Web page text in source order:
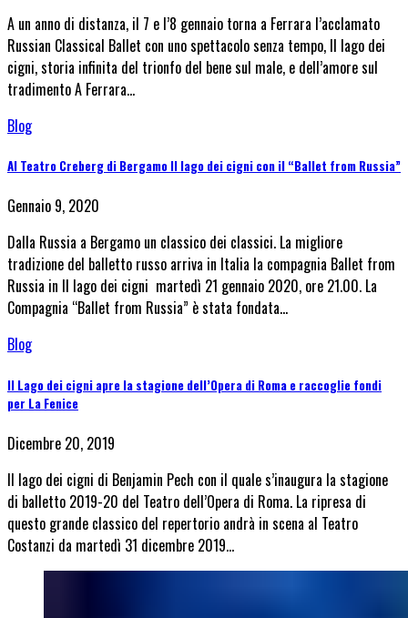
A un anno di distanza, il 7 e l’8 gennaio torna a Ferrara l’acclamato
Russian Classical Ballet con uno spettacolo senza tempo, Il lago dei
cigni, storia infinita del trionfo del bene sul male, e dell’amore sul
tradimento A Ferrara…
Blog
Al Teatro Creberg di Bergamo Il lago dei cigni con il “Ballet from Russia”
Gennaio 9, 2020
Dalla Russia a Bergamo un classico dei classici. La migliore
tradizione del balletto russo arriva in Italia la compagnia Ballet from
Russia in Il lago dei cigni martedì 21 gennaio 2020, ore 21.00. La
Compagnia “Ballet from Russia” è stata fondata…
Blog
Il Lago dei cigni apre la stagione dell’Opera di Roma e raccoglie fondi
per La Fenice
Dicembre 20, 2019
Il lago dei cigni di Benjamin Pech con il quale s’inaugura la stagione
di balletto 2019-20 del Teatro dell’Opera di Roma. La ripresa di
questo grande classico del repertorio andrà in scena al Teatro
Costanzi da martedì 31 dicembre 2019…